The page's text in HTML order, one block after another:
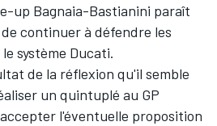
up Bagnaia-Bastianini paraît
continuer à défendre les
système Ducati.
de la réflexion qu'il semble
un quintuplé au GP
l'éventuelle proposition